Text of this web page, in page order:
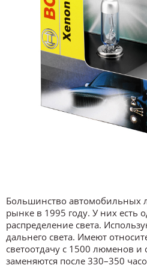
Большинство автомобильных
рынке в 1995 году. У них есть
распределение света.
дальнего света. Имеют
светоотдачу с 1500 люменов
заменяются после 330–350